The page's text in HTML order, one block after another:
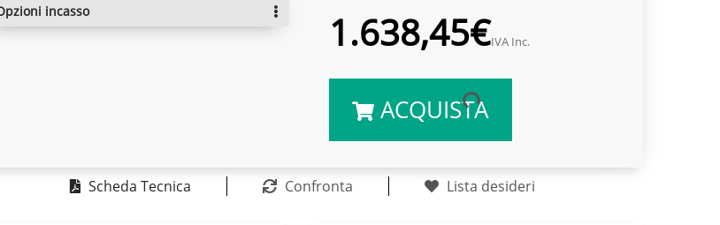
opzioni incasso 1.638,45€IVA Inc.
ACQUISTA
Scheda Tecnica Confronta Lista desideri